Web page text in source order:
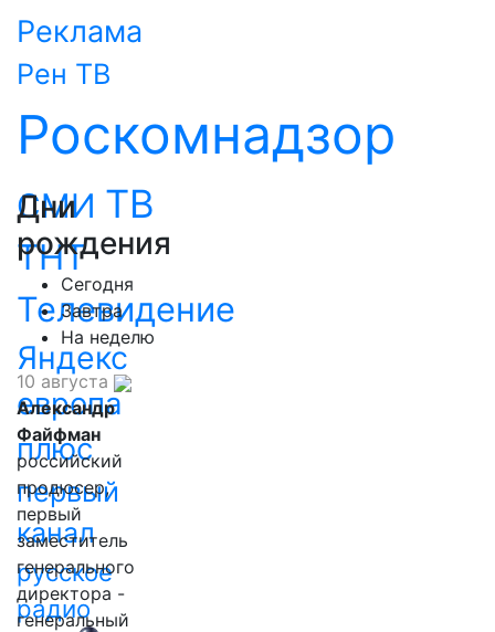
Реклама
Рен ТВ
Роскомнадзор
СМИ ТВ
ТНТ
Телевидение
Яндекс
европа
плюс
первый
канал
русское
радио
Дни
рождения
Сегодня
Завтра
На неделю
10 августа
Александр
Файфман
российский
продюсер,
первый
заместитель
генерального
директора -
генеральный